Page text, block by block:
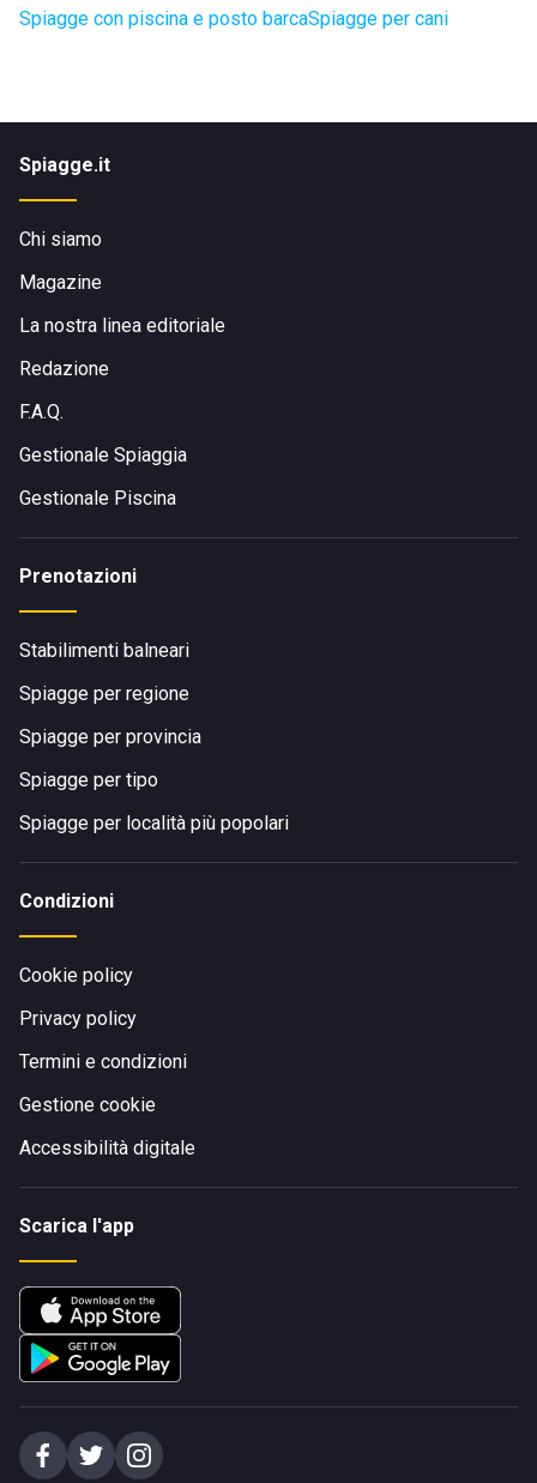
Spiagge con piscina e posto barcaSpiagge per cani
Spiagge.it
Chi siamo
Magazine
La nostra linea editoriale
Redazione
F.A.Q.
Gestionale Spiaggia
Gestionale Piscina
Prenotazioni
Stabilimenti balneari
Spiagge per regione
Spiagge per provincia
Spiagge per tipo
Spiagge per località più popolari
Condizioni
Cookie policy
Privacy policy
Termini e condizioni
Gestione cookie
Accessibilità digitale
Scarica l'app